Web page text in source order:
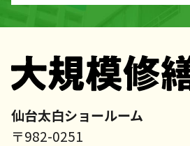
仙台太白ショールーム
〒982-0251